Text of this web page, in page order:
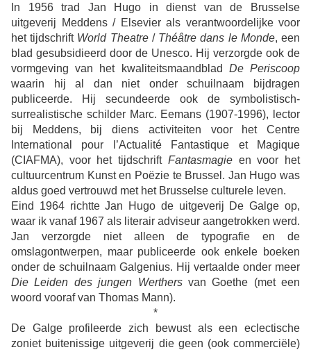
In 1956 trad Jan Hugo in dienst van de Brusselse
uitgeverij Meddens / Elsevier als verantwoordelijke voor
het tijdschrift World Theatre/ Théâtre dans le Monde, een
blad gesubsidieerd door de Unesco. Hij verzorgde ook de
vormgeving van het kwaliteitsmaandblad De Periscoop
waarin hij al dan niet onder schuilnaam bijdragen
publiceerde. Hij secundeerde ook de symbolistisch-
surrealistische schilder Marc. Eemans (1907-1996), lector
bij Meddens, bij diens activiteiten voor het Centre
International pour l’Actualité Fantastique et Magique
(CIAFMA), voor het tijdschrift Fantasmagieen voor het
cultuurcentrum Kunst en Poëzie te Brussel. Jan Hugo was
aldus goed vertrouwd met het Brusselse culturele leven.
Eind 1964 richtte Jan Hugo de uitgeverij De Galge op,
waar ik vanaf 1967 als literair adviseur aangetrokken werd.
Jan verzorgde niet alleen de typografie en de
omslagontwerpen, maar publiceerde ook enkele boeken
onder de schuilnaam Galgenius. Hij vertaalde onder meer
Die Leiden des jungen Werthersvan Goethe (met een
woord vooraf van Thomas Mann).
*
De Galge profileerde zich bewust als een eclectische
zoniet buitenissige uitgeverij die geen (ook commerciële)